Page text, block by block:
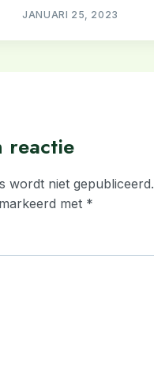
JANUARI 25, 2023
reactie
wordt niet gepubliceerd.
met *